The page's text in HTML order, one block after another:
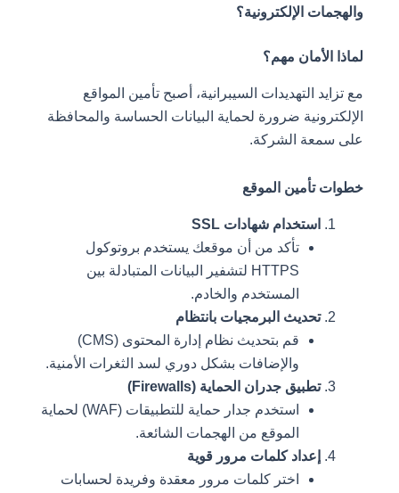
والهجمات الإلكترونية؟
لماذا الأمان مهم؟
مع تزايد التهديدات السيبرانية، أصبح تأمين المواقع
الإلكترونية ضرورة لحماية البيانات الحساسة والمحافظة
على سمعة الشركة.
خطوات تأمين الموقع
استخدام شهادات SSL
تأكد من أن موقعك يستخدم بروتوكول
HTTPS لتشفير البيانات المتبادلة بين
المستخدم والخادم.
تحديث البرمجيات بانتظام
قم بتحديث نظام إدارة المحتوى (CMS)
والإضافات بشكل دوري لسد الثغرات الأمنية.
تطبيق جدران الحماية (Firewalls)
استخدم جدار حماية للتطبيقات (WAF) لحماية
الموقع من الهجمات الشائعة.
إعداد كلمات مرور قوية
اختر كلمات مرور معقدة وفريدة لحسابات